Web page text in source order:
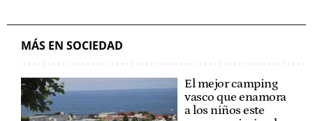
MÁS EN SOCIEDAD
El mejor camping
vasco que enamora
a los niños este